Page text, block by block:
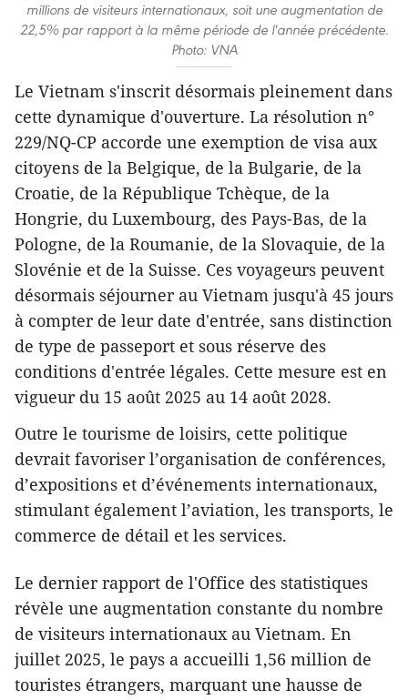
millions de visiteurs internationaux, soit une augmentation de
22,5% par rapport à la même période de l'année précédente.
Photo: VNA
Le Vietnam s'inscrit désormais pleinement dans
cette dynamique d'ouverture. La résolution n°
229/NQ-CP accorde une exemption de visa aux
citoyens de la Belgique, de la Bulgarie, de la
Croatie, de la République Tchèque, de la
Hongrie, du Luxembourg, des Pays-Bas, de la
Pologne, de la Roumanie, de la Slovaquie, de la
Slovénie et de la Suisse. Ces voyageurs peuvent
désormais séjourner au Vietnam jusqu'à 45 jours
à compter de leur date d'entrée, sans distinction
de type de passeport et sous réserve des
conditions d'entrée légales. Cette mesure est en
vigueur du 15 août 2025 au 14 août 2028.
Outre le tourisme de loisirs, cette politique
devrait favoriser l’organisation de conférences,
d’expositions et d’événements internationaux,
stimulant également l’aviation, les transports, le
commerce de détail et les services.
Le dernier rapport de l'Office des statistiques
révèle une augmentation constante du nombre
de visiteurs internationaux au Vietnam. En
juillet 2025, le pays a accueilli 1,56 million de
touristes étrangers, marquant une hausse de